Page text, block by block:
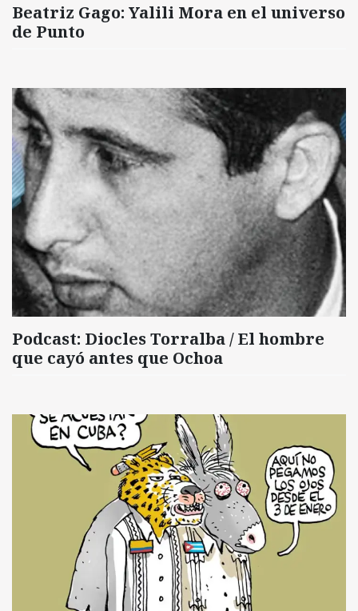
Beatriz Gago: Yalili Mora en el universo
de Punto
Podcast: Diocles Torralba / El hombre
que cayó antes que Ochoa